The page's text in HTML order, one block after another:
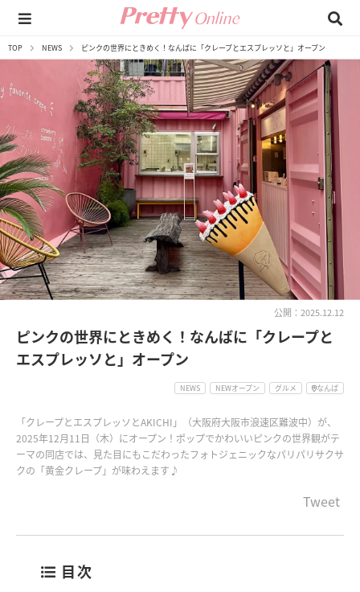
TOP NEWS ピンクの世界にときめく！なんばに「クレープとエスプレッソと」オープン
公開：2025.12.12
ピンクの世界にときめく！なんばに「クレープと
エスプレッソと」オープン
NEWS NEWオープン グルメ なんば
「クレープとエスプレッソとAKICHI」（大阪府大阪市浪速区難波中）が、
2025年12月11日（木）にオープン！ポップでかわいいピンクの世界観がテ
ーマの同店では、見た目にもこだわったフォトジェニックなパリパリサクサ
クの「黄金クレープ」が味わえます♪
Tweet
目次